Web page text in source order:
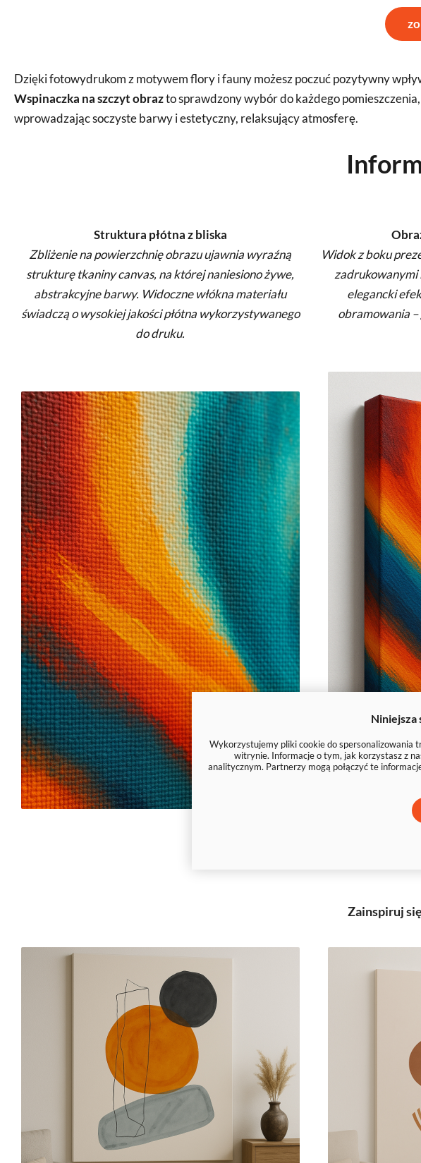
Dzięki fotowydrukom z motywem flory i fauny możesz poczuć pozytywny
Wspinaczka na szczyt obrazto sprawdzony wybór do każdego
wprowadzając soczyste barwy i estetyczny, relaksujący atmosferę.
Struktura płótna z bliska
Zbliżenie na powierzchnię obrazu ujawnia wyraźną
strukturę tkaniny canvas, na której naniesiono żywe,
abstrakcyjne barwy. Widoczne włókna materiału
świadczą o wysokiej jakości płótna wykorzystywanego
do druku.
Widok z boku
zadrukowanymi
elegancki
obramowania
Zainspiruj
Niniejsza
Wykorzystujemy pliki cookie do spersonalizowania
witrynie. Informacje o tym, jak korzystasz z
analitycznym. Partnerzy mogą połączyć te